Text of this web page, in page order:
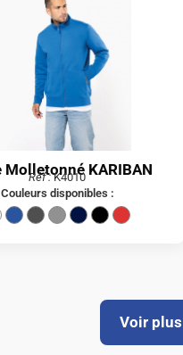
Molletonné KARIBAN
Réf :K4010
Couleurs disponibles :
Voir